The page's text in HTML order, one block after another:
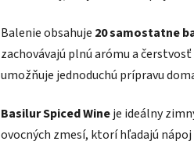
Balenie obsahuje 20 samostatne
zachovávajú plnú arómu a
umožňuje jednoduchú prípravu
Basilur Spiced Wineje ideálny
ovocných zmesí, ktorí hľadajú